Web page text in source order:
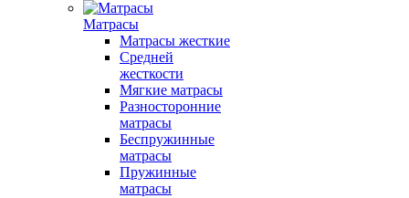
Матрасы
Матрасы жесткие
Средней
жесткости
Мягкие матрасы
Разносторонние
матрасы
Беспружинные
матрасы
Пружинные
матрасы